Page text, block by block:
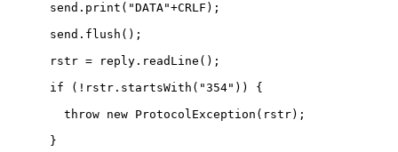
      send.print("DATA"+CRLF);
      send.flush();
      rstr = reply.readLine();
      if (!rstr.startsWith("354")) {
      }